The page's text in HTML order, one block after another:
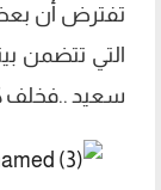
تفترض أن
التي تتضمن
سعيد ..فخلف